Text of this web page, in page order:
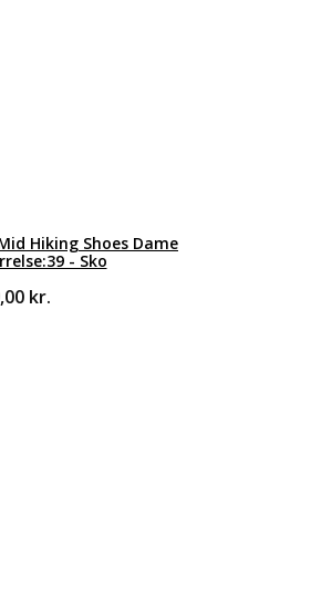
Hiking Shoes Dame
- Sko
kr.